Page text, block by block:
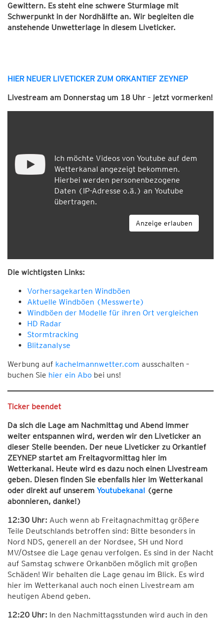
Gewittern. Es steht eine schwere Sturmlage mit
Schwerpunkt in der Nordhälfte an. Wir begleiten die
anstehende Unwetterlage in diesem Liveticker.
HIER NEUER LIVETICKER ZUM ORKANTIEF ZEYNEP
Livestream am Donnerstag um 18 Uhr – jetzt vormerken!
Ich möchte Videos von Youtube auf dem
Wetterkanal angezeigt bekommen.
Hierbei werden personenbezogene
Daten (IP-Adresse o.ä.) an Youtube
übertragen.
Anzeige erlauben
Die wichtigsten Links:
Vorhersagekarten Windböen
Aktuelle Windböen (Messwerte)
Windböen der Modelle für ihren Ort vergleichen
HD Radar
Stormtracking
Blitzanalyse
Werbung auf kachelmannwetter.com ausschalten –
buchen Sie hier ein Abo bei uns!
Ticker beendet
Da sich die Lage am Nachmittag und Abend immer
weiter entspannen wird, werden wir den Liveticker an
dieser Stelle beenden. Der neue Liveticker zu Orkantief
ZEYNEP startet am Freitagvormittag hier im
Wetterkanal. Heute wird es dazu noch einen Livestream
geben. Diesen finden Sie ebenfalls hier im Wetterkanal
oder direkt auf unserem Youtubekanal (gerne
abonnieren, danke!)
12:30 Uhr: Auch wenn ab Freitagnachmittag größere
Teile Deutschlands betroffen sind: Bitte besonders in
Nord NDS, generell an der Nordsee, SH und Nord
MV/Ostsee die Lage genau verfolgen. Es sind in der Nacht
auf Samstag schwere Orkanböen möglich mit großen
Schäden! Wir behalten die Lage genau im Blick. Es wird
hier im Wetterkanal auch noch einen Livestream am
heutigen Abend geben.
12:20 Uhr: In den Nachmittagsstunden wird auch in den